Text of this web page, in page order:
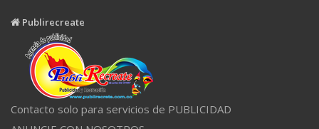
Publirecreate
Contacto solo para servicios de PUBLICIDAD